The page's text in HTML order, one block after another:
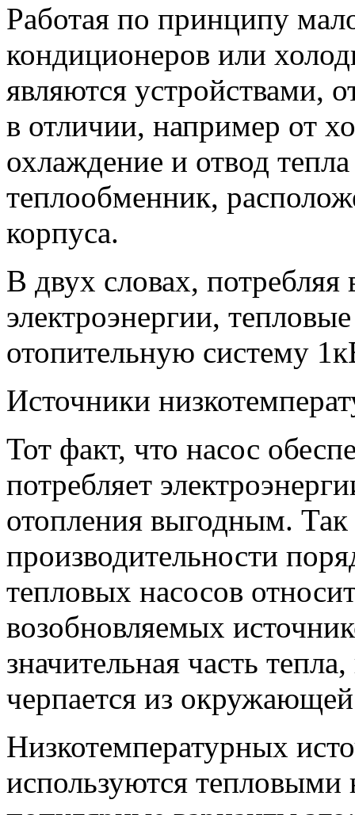
Работая по принципу
кондиционеров или
являются устройствами,
в отличии, например от
охлаждение и отвод
теплообменник,
корпуса.
В двух словах, потребляя
электроэнергии,
отопительную систему
Источники
Тот факт, что насос
потребляет
отопления выгодным.
производительности
тепловых насосов
возобновляемых
значительная часть
черпается из
Низкотемпературных
используются